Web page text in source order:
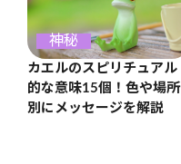
神秘
カエルのスピリチュアル
的な意味15個！色や場所
別にメッセージを解説